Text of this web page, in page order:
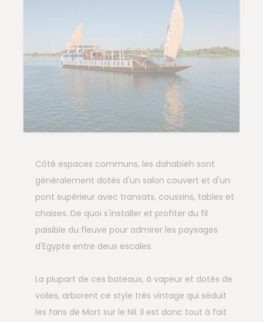
Côté espaces communs, les dahabieh sont
généralement dotés d'un salon couvert et d'un
pont supérieur avec transats, coussins, tables et
chaises. De quoi s'installer et profiter du fil
paisible du fleuve pour admirer les paysages
d'Egypte entre deux escales.
La plupart de ces bateaux, à vapeur et dotés de
voiles, arborent ce style très vintage qui séduit
les fans de Mort sur le Nil. Il est donc tout à fait